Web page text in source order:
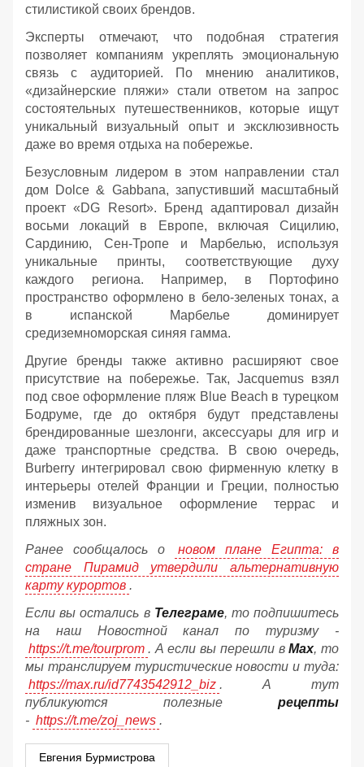
стилистикой своих брендов.
Эксперты отмечают, что подобная стратегия
позволяет компаниям укреплять эмоциональную
связь с аудиторией. По мнению аналитиков,
«дизайнерские пляжи» стали ответом на запрос
состоятельных путешественников, которые ищут
уникальный визуальный опыт и эксклюзивность
даже во время отдыха на побережье.
Безусловным лидером в этом направлении стал
дом Dolce & Gabbana, запустивший масштабный
проект «DG Resort». Бренд адаптировал дизайн
восьми локаций в Европе, включая Сицилию,
Сардинию, Сен-Тропе и Марбелью, используя
уникальные принты, соответствующие духу
каждого региона. Например, в Портофино
пространство оформлено в бело-зеленых тонах, а
в испанской Марбелье доминирует
средиземноморская синяя гамма.
Другие бренды также активно расширяют свое
присутствие на побережье. Так, Jacquemus взял
под свое оформление пляж Blue Beach в турецком
Бодруме, где до октября будут представлены
брендированные шезлонги, аксессуары для игр и
даже транспортные средства. В свою очередь,
Burberry интегрировал свою фирменную клетку в
интерьеры отелей Франции и Греции, полностью
изменив визуальное оформление террас и
пляжных зон.
Ранее сообщалось о
новом плане Египта: в
стране Пирамид утвердили альтернативную
карту курортов .
Если вы остались в Телеграме, то подпишитесь
на наш Новостной канал по туризму -
https://t.me/tourprom . А если вы перешли вМах, то
мы транслируем туристические новости и туда:
https://max.ru/id7743542912_biz . А тут
публикуются полезные рецепты
- https://t.me/zoj_news .
Евгения Бурмистрова